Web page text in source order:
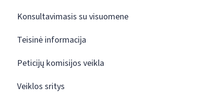
Konsultavimasis su visuomene
Teisinė informacija
Peticijų komisijos veikla
Veiklos sritys